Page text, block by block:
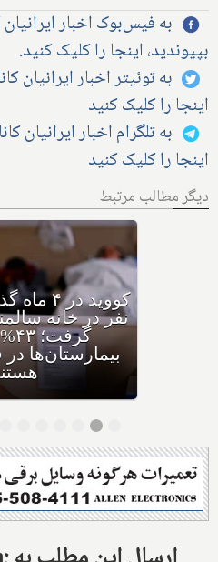
به فیس‌بوک اخبار ایرانیان
بپیوندید، اینجا را کلیک کنید.
به توئیتر اخبار ایرانیان
اینجا را کلیک کنید
به تلگرام اخبار ایرانیان
اینجا را کلیک کنید
دیگر مطالب مرتبط
افزایش شدید
سالمندان